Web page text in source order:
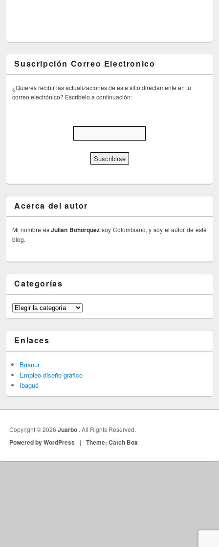
Suscripción Correo Electronico
¿Quieres recibir las actualizaciones de este sitio directamente en tu
correo electrónico? Escribelo a continuación:
Acerca del autor
Mi nombre esJulian Bohorquez soy Colombiano, y soy el autor de este
blog.
Categorías
Categorías
Enlaces
Brianur
Empleo diseño gráfico
Ibagué
Copyright © 2026Juarbo . All Rights Reserved.
Powered by WordPress | Theme: Catch Box